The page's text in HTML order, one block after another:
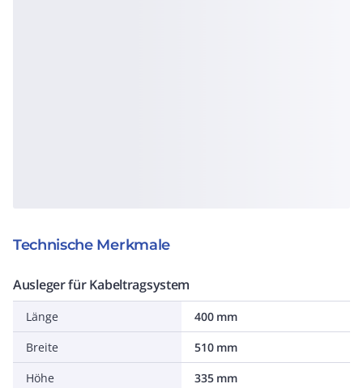
Technische Merkmale
Ausleger für Kabeltragsystem
Länge
400 mm
Breite
510 mm
Höhe
335 mm